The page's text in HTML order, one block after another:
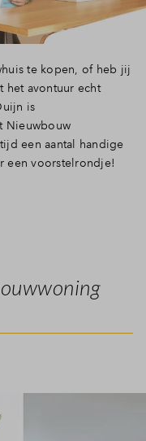
te kopen, of heb jij
het avontuur echt
is
Nieuwbouw
een aantal handige
een voorstelrondje!